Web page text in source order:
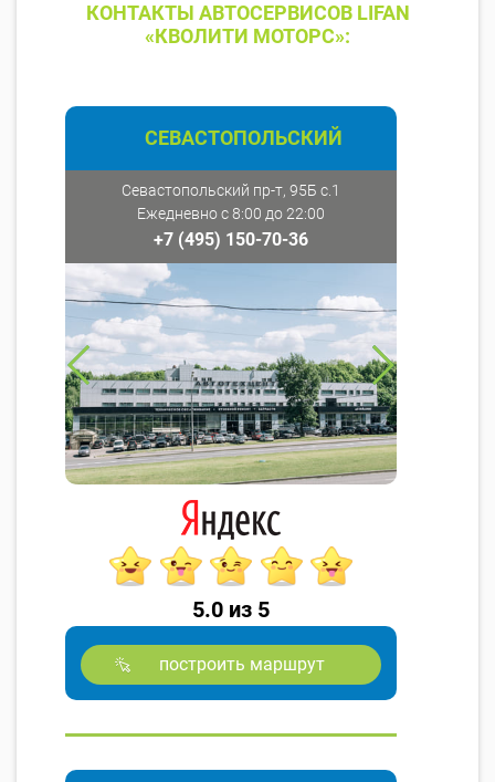
КОНТАКТЫ АВТОСЕРВИСОВ LIFAN
«КВОЛИТИ МОТОРС»:
СЕВАСТОПОЛЬСКИЙ
Севастопольский пр-т, 95Б с.1
Ежедневно с 8:00 до 22:00
+7 (495) 150-70-36
5.0 из 5
построить маршрут